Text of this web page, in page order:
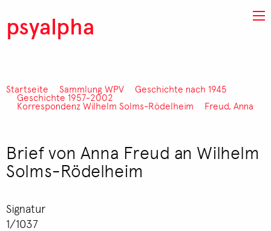
psyalpha
Pfadnavigation
Startseite Sammlung WPV Geschichte nach 1945
Geschichte 1957-2002
Korrespondenz Wilhelm Solms-Rödelheim Freud, Anna
Brief von Anna Freud an Wilhelm
Solms-Rödelheim
Signatur
1/1037